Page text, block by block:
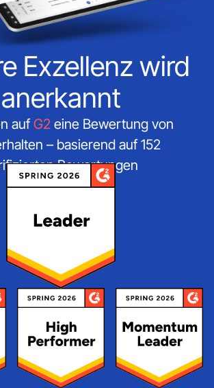
Exzellenz wird
anerkannt
aufG2eine Bewertung von
– basierend auf 152
Bewertungen